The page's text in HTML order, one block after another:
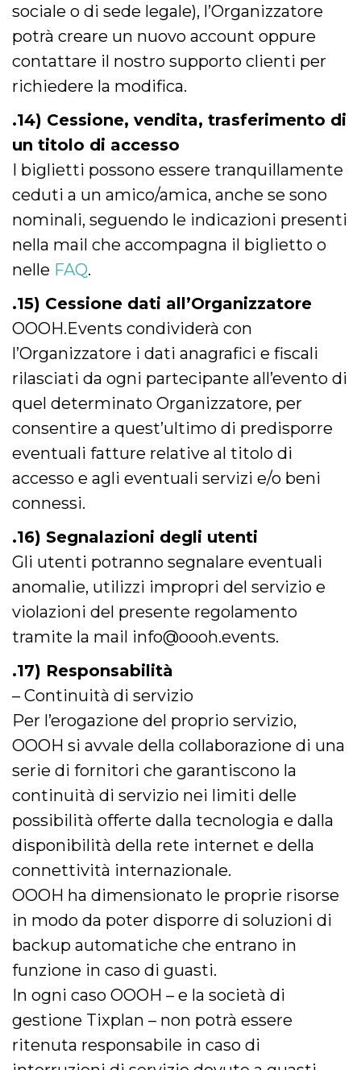
sociale o di sede legale), l’Organizzatore
potrà creare un nuovo account oppure
contattare il nostro supporto clienti per
richiedere la modifica.
.14) Cessione, vendita, trasferimento di
un titolo di accesso
I biglietti possono essere tranquillamente
ceduti a un amico/amica, anche se sono
nominali, seguendo le indicazioni presenti
nella mail che accompagna il biglietto o
nelle FAQ.
.15) Cessione dati all’Organizzatore
OOOH.Events condividerà con
l’Organizzatore i dati anagrafici e fiscali
rilasciati da ogni partecipante all’evento di
quel determinato Organizzatore, per
consentire a quest’ultimo di predisporre
eventuali fatture relative al titolo di
accesso e agli eventuali servizi e/o beni
connessi.
.16) Segnalazioni degli utenti
Gli utenti potranno segnalare eventuali
anomalie, utilizzi impropri del servizio e
violazioni del presente regolamento
tramite la mail info@oooh.events.
.17) Responsabilità
– Continuità di servizio
Per l’erogazione del proprio servizio,
OOOH si avvale della collaborazione di una
serie di fornitori che garantiscono la
continuità di servizio nei limiti delle
possibilità offerte dalla tecnologia e dalla
disponibilità della rete internet e della
connettività internazionale.
OOOH ha dimensionato le proprie risorse
in modo da poter disporre di soluzioni di
backup automatiche che entrano in
funzione in caso di guasti.
In ogni caso OOOH – e la società di
gestione Tixplan – non potrà essere
ritenuta responsabile in caso di